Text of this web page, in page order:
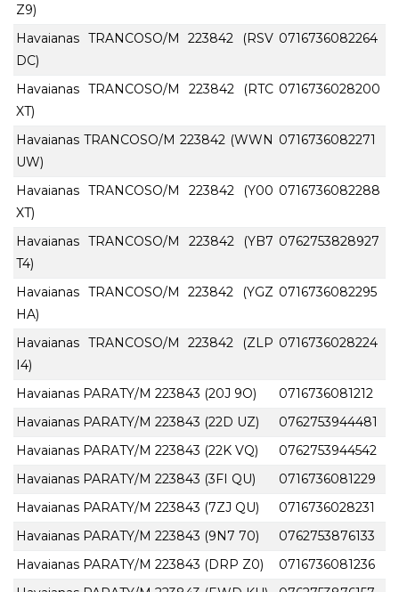
Z9)
Havaianas TRANCOSO/M 223842 (RSV
DC)
0716736082264
Havaianas TRANCOSO/M 223842 (RTC
XT)
0716736028200
Havaianas TRANCOSO/M 223842 (WWN
UW)
0716736082271
Havaianas TRANCOSO/M 223842 (Y00
XT)
0716736082288
Havaianas TRANCOSO/M 223842 (YB7
T4)
0762753828927
Havaianas TRANCOSO/M 223842 (YGZ
HA)
0716736082295
Havaianas TRANCOSO/M 223842 (ZLP
I4)
0716736028224
Havaianas PARATY/M 223843 (20J 9O)
0716736081212
Havaianas PARATY/M 223843 (22D UZ)
0762753944481
Havaianas PARATY/M 223843 (22K VQ)
0762753944542
Havaianas PARATY/M 223843 (3FI QU)
0716736081229
Havaianas PARATY/M 223843 (7ZJ QU)
0716736028231
Havaianas PARATY/M 223843 (9N7 70)
0762753876133
Havaianas PARATY/M 223843 (DRP Z0)
0716736081236